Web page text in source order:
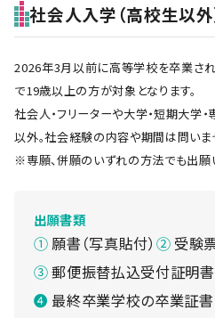
社会人入学（高校生以外
2026年3月以前に高等学校を卒業さ
で19歳以上の方が対象となります。
社会人・フリーターや大学・短期大学
以外。社会経験の内容や期間は問いま
※専願、併願のいずれの方法でも出願
出願書類
願書（写真貼付）
受験
郵便振替払込受付証明書
最終卒業学校の卒業証書